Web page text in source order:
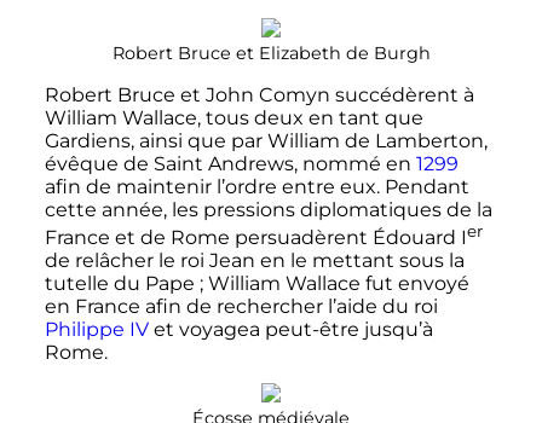
Robert Bruce et Elizabeth de Burgh
Robert Bruce et John Comyn succédèrent à
William Wallace, tous deux en tant que
Gardiens, ainsi que par William de Lamberton,
évêque de Saint Andrews, nommé en 1299
afin de maintenir l’ordre entre eux. Pendant
cette année, les pressions diplomatiques de la
France et de Rome persuadèrent Édouard Ier
de relâcher le roi Jean en le mettant sous la
tutelle du Pape ; William Wallace fut envoyé
en France afin de rechercher l’aide du roi
Philippe IVet voyagea peut-être jusqu’à
Rome.
Écosse médiévale